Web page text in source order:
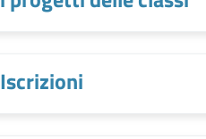
Iscrizioni